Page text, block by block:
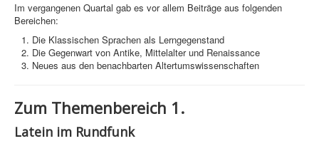
Im vergangenen Quartal gab es vor allem Beiträge aus folgenden
Bereichen:
Die Klassischen Sprachen als Lerngegenstand
Die Gegenwart von Antike, Mittelalter und Renaissance
Neues aus den benachbarten Altertumswissenschaften
Zum Themenbereich 1.
Latein im Rundfunk